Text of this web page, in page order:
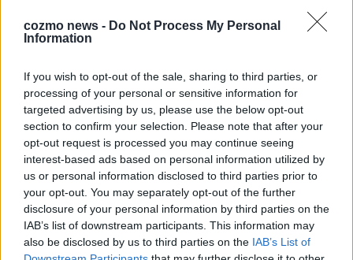
cozmo news - Do Not Process My Personal
Information
If you wish to opt-out of the sale, sharing to third parties, or
processing of your personal or sensitive information for
targeted advertising by us, please use the below opt-out
section to confirm your selection. Please note that after your
opt-out request is processed you may continue seeing
interest-based ads based on personal information utilized by
us or personal information disclosed to third parties prior to
your opt-out. You may separately opt-out of the further
disclosure of your personal information by third parties on the
IAB’s list of downstream participants. This information may
also be disclosed by us to third parties on the IAB’s List of